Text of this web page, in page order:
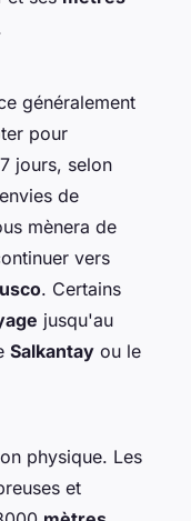
généralement
pour
jours, selon
de
mènera de
vers
. Certains
jusqu'au
Salkantay ou le
physique. Les
et